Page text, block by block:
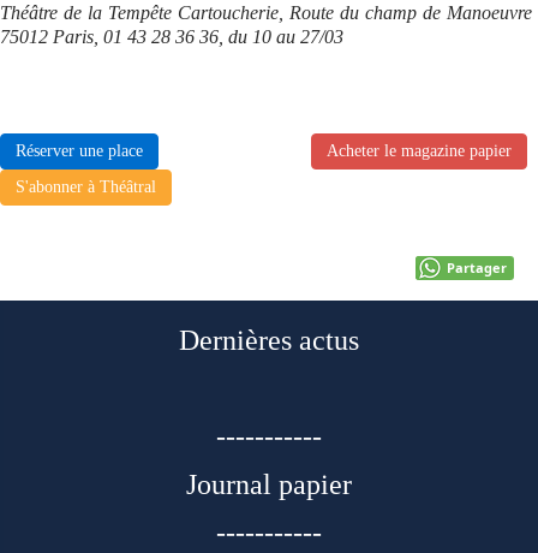
Théâtre de la Tempête Cartoucherie, Route du champ de Manoeuvre
75012 Paris, 01 43 28 36 36, du 10 au 27/03
Réserver une place
Acheter le magazine papier
S'abonner à Théâtral
Partager
Dernières actus
-----------
Journal papier
-----------